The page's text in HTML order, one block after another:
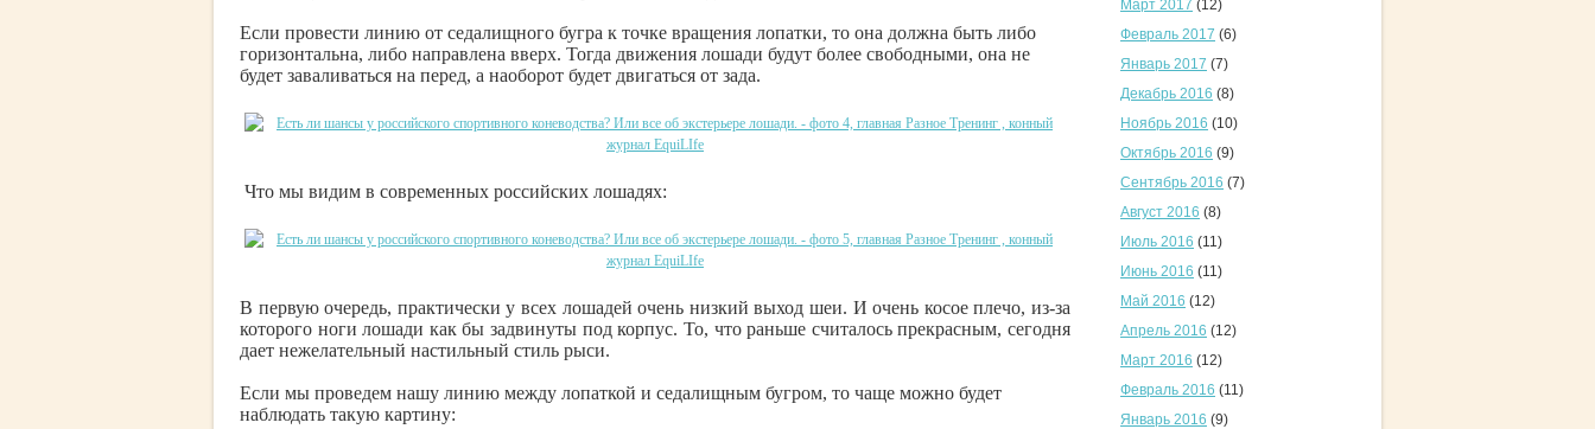
Если провести линию от седалищного бугра к точке вращения лопатки, то она должна быть либо
горизонтальна, либо направлена вверх. Тогда движения лошади будут более свободными, она не
будет заваливаться на перед, а наоборот будет двигаться от зада.
Что мы видим в современных российских лошадях:
В первую очередь, практически у всех лошадей очень низкий выход шеи. И очень косое плечо, из-за
которого ноги лошади как бы задвинуты под корпус. То, что раньше считалось прекрасным, сегодня
дает нежелательный настильный стиль рыси.
Если мы проведем нашу линию между лопаткой и седалищным бугром, то чаще можно будет
наблюдать такую картину:
Март 2017 (12)
Февраль 2017 (6)
Январь 2017 (7)
Декабрь 2016 (8)
Ноябрь 2016 (10)
Октябрь 2016 (9)
Сентябрь 2016 (7)
Август 2016 (8)
Июль 2016 (11)
Июнь 2016 (11)
Май 2016 (12)
Апрель 2016 (12)
Март 2016 (12)
Февраль 2016 (11)
Январь 2016 (9)